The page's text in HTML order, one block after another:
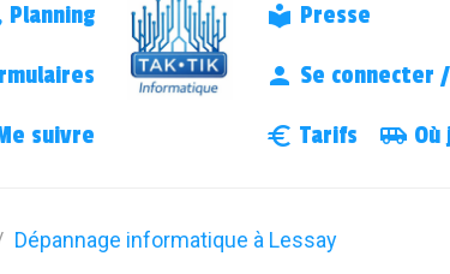
suivre
Presse
Se connecter
Tarifs
Dépannage informatique à Lessay